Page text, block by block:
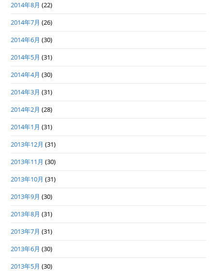
2014年8月 (22)
2014年7月 (26)
2014年6月 (30)
2014年5月 (31)
2014年4月 (30)
2014年3月 (31)
2014年2月 (28)
2014年1月 (31)
2013年12月 (31)
2013年11月 (30)
2013年10月 (31)
2013年9月 (30)
2013年8月 (31)
2013年7月 (31)
2013年6月 (30)
2013年5月 (30)